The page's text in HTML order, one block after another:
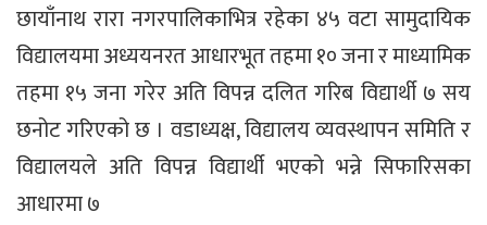
छायाँनाथ रारा नगरपालिकाभित्र रहेका ४५ वटा सामुदायिक
विद्यालयमा अध्ययनरत आधारभूत तहमा १० जना र माध्यामिक
तहमा १५ जना गरेर अति विपन्न दलित गरिब विद्यार्थी ७ सय
छनोट गरिएको छ । वडाध्यक्ष, विद्यालय व्यवस्थापन समिति र
विद्यालयले अति विपन्न विद्यार्थी भएको भन्ने सिफारिसका
आधारमा ७